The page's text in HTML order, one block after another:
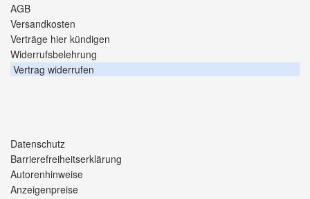
AGB
Versandkosten
Verträge hier kündigen
Widerrufsbelehrung
Vertrag widerrufen
Datenschutz
Barrierefreiheitserklärung
Autorenhinweise
Anzeigenpreise